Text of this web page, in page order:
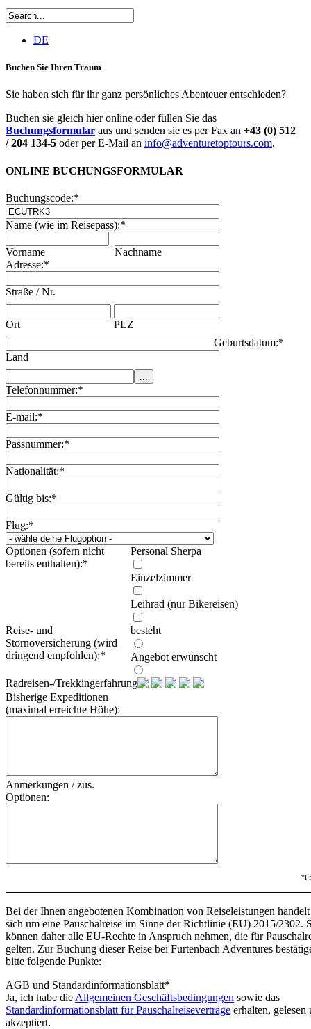
DE
Buchen Sie Ihren Traum
Sie haben sich für ihr ganz persönliches Abenteuer entschieden?
Buchen sie gleich hier online oder füllen Sie das
Buchungsformular aus und senden sie es per Fax an +43 (0) 512
/ 204 134-5 oder per E-Mail an info@adventuretoptours.com.
ONLINE BUCHUNGSFORMULAR
Buchungscode:*
Name (wie im Reisepass):*
Vorname
Nachname
Adresse:*
Straße / Nr.
Ort PLZ
Land
Geburtsdatum:*
Telefonnummer:*
E-mail:*
Passnummer:*
Nationalität:*
Gültig bis:*
Flug:*
Optionen (sofern nicht
bereits enthalten):*
Personal Sherpa
Einzelzimmer
Leihrad (nur Bikereisen)
Reise- und
Stornoversicherung (wird
dringend empfohlen):*
besteht
Angebot erwünscht
Radreisen-/Trekkingerfahrung:
Bisherige Expeditionen
(maximal erreichte Höhe):
Anmerkungen / zus.
Optionen:
Bei der Ihnen angebotenen Kombination von Reiseleistungen handelt
sich um eine Pauschalreise im Sinne der Richtlinie (EU) 2015/2302.
können daher alle EU-Rechte in Anspruch nehmen, die für
gelten. Zur Buchung dieser Reise bei Furtenbach Adventures
bitte folgende Punkte:
AGB und Standardinformationsblatt*
Ja, ich habe die Allgemeinen Geschäftsbedingungen sowie das
Standardinformationsblatt für Pauschalreiseverträge erhalten, gelesen
akzeptiert.